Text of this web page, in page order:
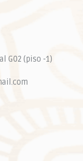
G02 (piso -1)